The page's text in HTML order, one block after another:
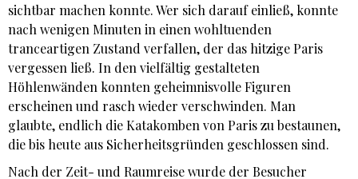
sichtbar machen konnte. Wer sich darauf einließ, konnte
nach wenigen Minuten in einen wohltuenden
tranceartigen Zustand verfallen, der das hitzige Paris
vergessen ließ. In den vielfältig gestalteten
Höhlenwänden konnten geheimnisvolle Figuren
erscheinen und rasch wieder verschwinden. Man
glaubte, endlich die Katakomben von Paris zu bestaunen,
die bis heute aus Sicherheitsgründen geschlossen sind.
Nach der Zeit- und Raumreise wurde der Besucher